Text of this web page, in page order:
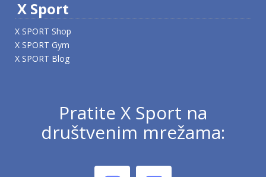
X Sport
X SPORT Shop
X SPORT Gym
X SPORT Blog
Pratite X Sport na
društvenim mrežama: